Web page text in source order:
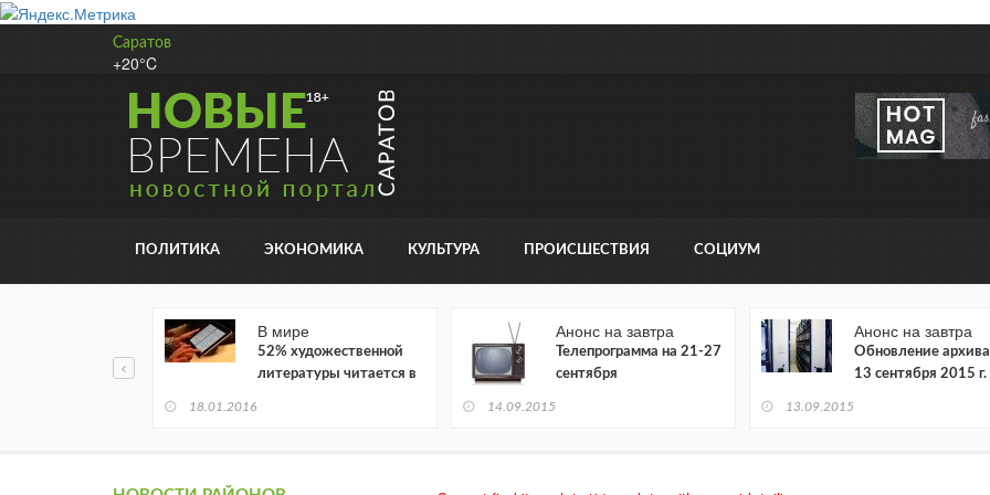
Саратов
+20°C
ПОЛИТИКА ЭКОНОМИКА КУЛЬТУРА ПРОИСШЕСТВИЯ СОЦИУМ
В мире
52% художественной
литературы читается в
18.01.2016
Анонс на завтра
Телепрограмма на 21-27
сентября
14.09.2015
Анонс на завтра
Обновление архива
13 сентября 2015 г.
13.09.2015